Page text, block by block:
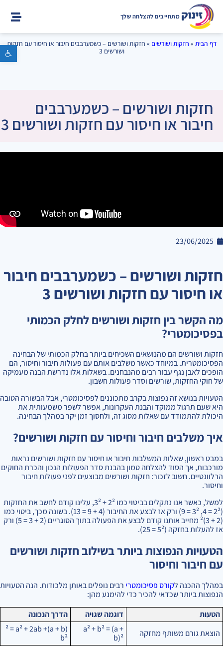
פתח סרגל נגישות
מתחייבים להצלחה שלך
דף הבית » חזקות ושורשים » חזקות ושורשים – כשמערבבים חיבור או חיסור עם חזקות
ושורשים 3
חזקות ושורשים – כשמערבבים
חיבור או חיסור עם חזקות ושורשים 3
23/06/2025
חזקות ושורשים – כשמערבבים חיבור
או חיסור עם חזקות ושורשים 3
מה הקשר בין חזקות ושורשים לחלק הכמותי
בפסיכומטרי?
חזקות ושורשים הם מהנושאים השכיחים ביותר בחלק הכמותי של הבחינה
הפסיכומטרית. במיוחד כאשר משלבים אותם עם פעולות חיבור וחיסור, הם
הופכים לאבן נגף עבור רבים מהנבחנים. בשאלות אלו נדרשת הבנה מעמיקה
של חוקי החזקות, שורשים וסדר פעולות חשבון.
הטעויות בנושא זה נפוצות בקרב מתכוננים לפסיכומטרי, אבל הבשורה הטובה
היא שעם תרגול ממוקד והבנת העקרונות, אפשר לשפר משמעותית את
היכולת להתמודד עם שאלות מסוג זה, ולחסוך זמן יקר במהלך הבחינה.
איך משלבים חיבור וחיסור עם חזקות ושורשים?
במבט ראשון, שאלות המשלבות חיבור או חיסור עם חזקות ושורשים נראות
מורכבות, אך הסוד להצלחה טמון בהבנת סדר הפעולות הנכון והכרת החוקים
הרלוונטיים. חשוב לזכור: חזקות ושורשים מבוצעים לפני פעולות חיבור
וחיסור.
למשל, כאשר אנו נתקלים בביטוי כמו 2² + 3², עלינו קודם לחשב את החזקות
(2² = 4, 3² = 9) ורק אז לבצע את החיבור (4 + 9 = 13). בשונה מכך, ביטוי כמו
(2 + 3)² מחייב אותנו קודם לבצע את הפעולה בתוך הסוגריים (2 + 3 = 5) ורק
אז להעלות בחזקה (5² = 25).
הטעויות הנפוצות ביותר בשילוב חזקות ושורשים
עם חיבור וחיסור
במהלך ההכנה לקורס פסיכומטרי רבים נופלים באותן מלכודות. הנה הטעויות
הנפוצות ביותר שכדאי להכיר כדי להימנע מהן:
הטעות
דוגמה שגויה
הדרך הנכונה
הוצאת גורם משותף מחזקה
a² + b² = (a +
b)²
(a + b)² = a² + 2ab +
b²